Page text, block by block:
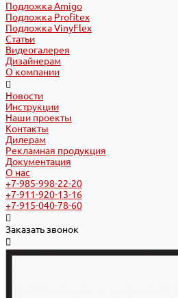
Подложка Amigo
Подложка Profitex
Подложка VinyFlex
Статьи
Видеогалерея
Дизайнерам
О компании
Новости
Инструкции
Наши проекты
Контакты
Дилерам
Рекламная продукция
Документация
О нас
+7-985-998-22-20
+7-911-920-13-16
+7-915-040-78-60
Заказать звонок